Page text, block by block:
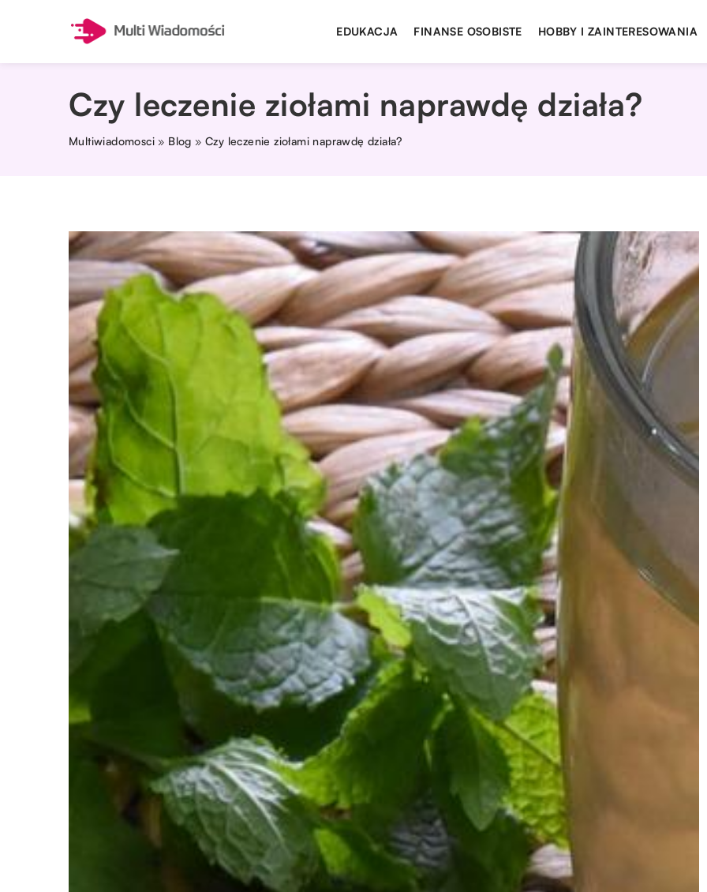
EDUKACJA FINANSE OSOBISTE HOBBY I ZAINTERESOWANIA
Czy leczenie ziołami naprawdę działa?
Multiwiadomosci » Blog »Czy leczenie ziołami naprawdę działa?